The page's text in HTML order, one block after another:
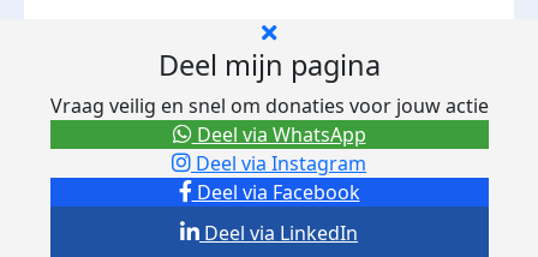
Deel mijn pagina
Vraag veilig en snel om donaties voor jouw actie
Deel via Facebook
Deel via Instagram
Deel via LinkedIn
Deel via WhatsApp